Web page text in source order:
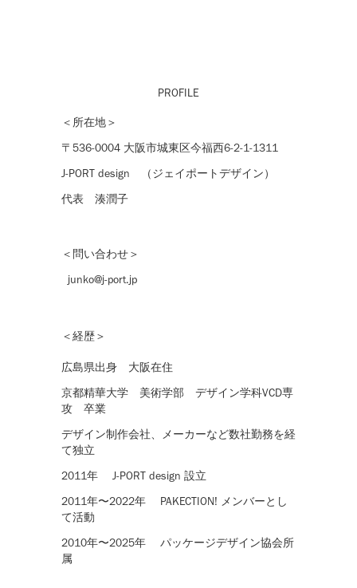
PROFILE
＜所在地＞
〒536-0004 大阪市城東区今福西6-2-1-1311
J-PORT design （ジェイポートデザイン）
代表 湊潤子
＜問い合わせ＞
junko@j-port.jp
＜経歴＞
広島県出身 大阪在住
京都精華大学 美術学部 デザイン学科VCD専
攻 卒業
デザイン制作会社、メーカーなど数社勤務を経
て独立
2011年 J-PORT design 設立
2011年〜2022年 PAKECTION! メンバーとし
て活動
2010年〜2025年 パッケージデザイン協会所
属